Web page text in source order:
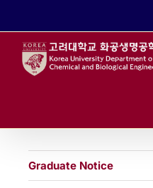
Graduate Notice